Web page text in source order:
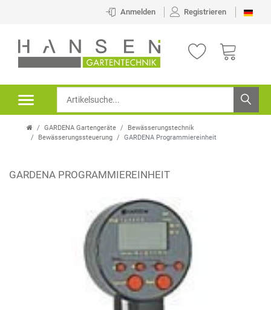
Anmelden Registrieren
GARDENA Gartengeräte
Bewässerungstechnik
Bewässerungssteuerung
GARDENA Programmiereinheit
GARDENA PROGRAMMIEREINHEIT